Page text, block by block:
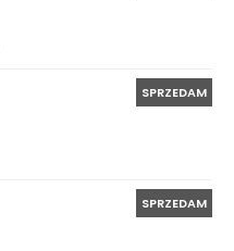
SPRZEDAM
SPRZEDAM